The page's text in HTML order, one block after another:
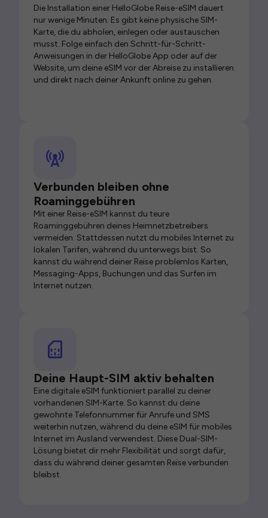
Die Installation einer HelloGlobe Reise-eSIM dauert
nur wenige Minuten. Es gibt keine physische SIM-
Karte, die du abholen, einlegen oder austauschen
musst. Folge einfach den Schritt-für-Schritt-
Anweisungen in der HelloGlobe App oder auf der
Website, um deine eSIM vor der Abreise zu installieren
und direkt nach deiner Ankunft online zu gehen.
Verbunden bleiben ohne
Roaminggebühren
Mit einer Reise-eSIM kannst du teure
Roaminggebühren deines Heimnetzbetreibers
vermeiden. Stattdessen nutzt du mobiles Internet zu
lokalen Tarifen, während du unterwegs bist. So
kannst du während deiner Reise problemlos Karten,
Messaging-Apps, Buchungen und das Surfen im
Internet nutzen.
Deine Haupt-SIM aktiv behalten
Eine digitale eSIM funktioniert parallel zu deiner
vorhandenen SIM-Karte. So kannst du deine
gewohnte Telefonnummer für Anrufe und SMS
weiterhin nutzen, während du deine eSIM für mobiles
Internet im Ausland verwendest. Diese Dual-SIM-
Lösung bietet dir mehr Flexibilität und sorgt dafür,
dass du während deiner gesamten Reise verbunden
bleibst.